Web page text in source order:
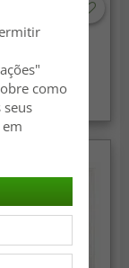
interior e
(azul)
como